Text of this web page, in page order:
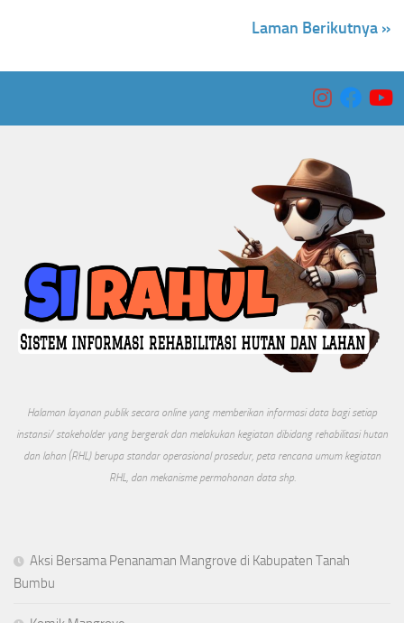
Laman Berikutnya »
Halaman layanan publik secara online yang memberikan informasi data bagi setiap
instansi/ stakeholder yang bergerak dan melakukan kegiatan dibidang rehabilitasi hutan
dan lahan (RHL) berupa standar operasional prosedur, peta rencana umum kegiatan
RHL, dan mekanisme permohonan data shp.
Aksi Bersama Penanaman Mangrove di Kabupaten Tanah
Bumbu